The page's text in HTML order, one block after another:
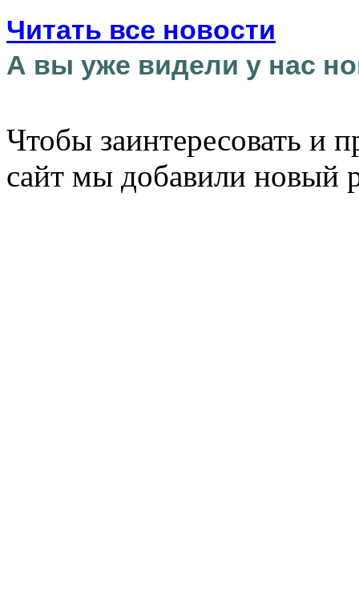
Читать все новости
А вы уже видели у нас
Чтобы заинтересовать и
сайт мы добавили новый